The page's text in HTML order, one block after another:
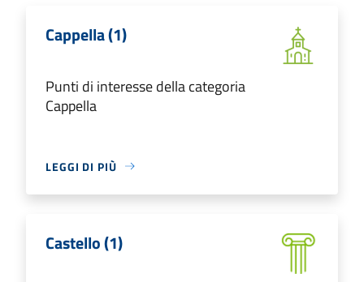
Cappella (1)
Punti di interesse della categoria
Cappella
LEGGI DI PIÙ
Castello (1)